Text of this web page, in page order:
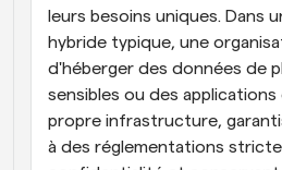
leurs besoins uniques. Dans
hybride typique, une
d'héberger des données de
sensibles ou des
propre infrastructure,
à des réglementations